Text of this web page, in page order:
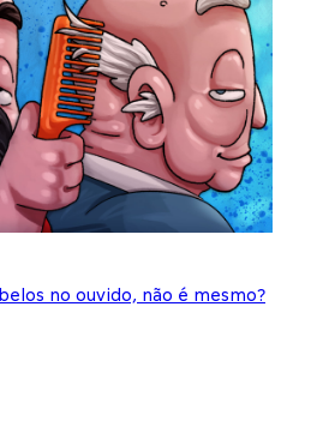
no ouvido, não é mesmo?